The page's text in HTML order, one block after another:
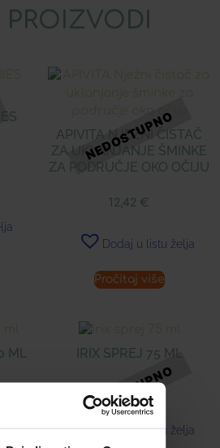
APIVITA NJEŽNI ČISTAČ
ZA UKLANJANJE ŠMINKE
ZA PODRUČJE OKO OČIJU
12,42 €
Dodaj u listu želja
Pročitaj više
ML IRIX SPREJ 75 ML
Dodaj u listu želja